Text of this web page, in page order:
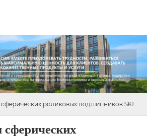
роликовых подшипников SKF